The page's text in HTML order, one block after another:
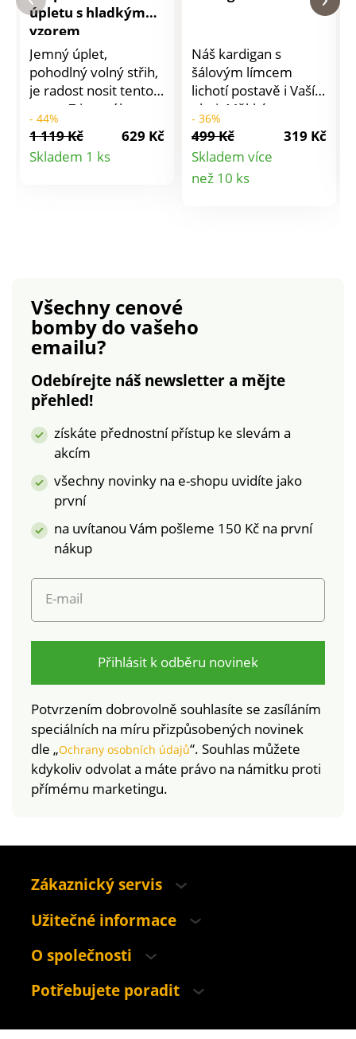
úpletu s hladkým
vzorem
Jemný úplet,
pohodlný volný střih,
je radost nosit tento
svetr. Z jemného
úpletu. Volný střih.
Ženský výstřih do V.
Vpředu uprostřed
v pračce.
- 44%
1 119 Kč
629 Kč
Skladem 1 ks
Detail
Náš kardigan s
šálovým límcem
lichotí postavě i Vaší
pleti. Měkký na
dotek, lehký jako
pírko a věrný tvarově
stálý - ideální partner
do kombinace!
- 36%
499 Kč
319 Kč
Skladem více
než 10 ks
Všechny cenové
bombydo vašeho
emailu?
Odebírejte náš newsletter a mějte
přehled!
získáte přednostní přístup ke slevám a
akcím
všechny novinky na e-shopu uvidíte jako
první
na uvítanou Vám pošleme 150 Kč na první
nákup
E-mail
Přihlásit k odběru novinek
Potvrzením dobrovolně souhlasíte se zasíláním
speciálních na míru přizpůsobených novinek
dle „Ochrany osobních údajů“. Souhlas můžete
kdykoliv odvolat a máte právo na námitku proti
přímému marketingu.
Zákaznický servis
Užitečné informace
O společnosti
Potřebujete poradit